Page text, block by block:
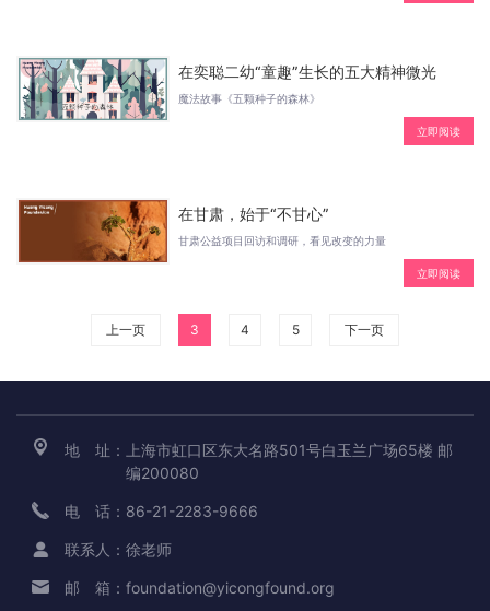
在奕聪二幼“童趣”生长的五大精神微光
魔法故事《五颗种子的森林》
立即阅读
在甘肃，始于“不甘心”
甘肃公益项目回访和调研，看见改变的力量
立即阅读
上一页 3 4 5 下一页
地 址：
上海市虹口区东大名路501号白玉兰广场65楼 邮
编200080
电 话： 86-21-2283-9666
联系人： 徐老师
邮 箱： foundation@yicongfound.org